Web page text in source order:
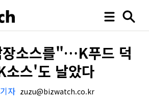
소스를"…K푸드 덕
소스'도 날았다
자 zuzu@bizwatch.co.kr